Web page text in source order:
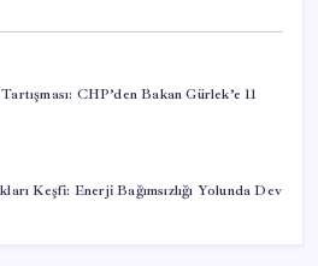
CHP’den Bakan Gürlek’e 11
Keşfi: Enerji Bağımsızlığı Yolunda Dev